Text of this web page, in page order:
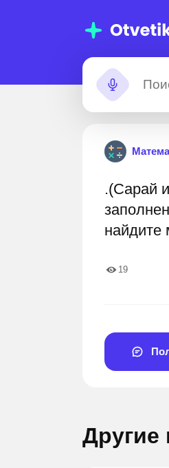
.(Сарай
найдите
19
Другие
и студентов, которым мы уже
Вы гарантированно улучшите